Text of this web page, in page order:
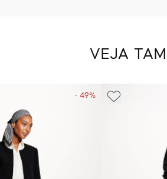
VEJA
- 49%